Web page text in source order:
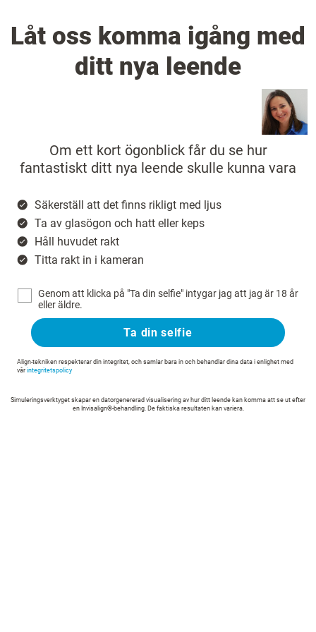
Låt oss komma igång med
ditt nya leende
Om ett kort ögonblick får du se hur
fantastiskt ditt nya leende skulle kunna vara
Säkerställ att det finns rikligt med ljus
Ta av glasögon och hatt eller keps
Håll huvudet rakt
Titta rakt in i kameran
Genom att klicka på "Ta din selfie" intygar jag att jag är 18 år
eller äldre.
Ta din selfie
Align-tekniken respekterar din integritet, och samlar bara in och behandlar dina data i enlighet med
vår integritetspolicy
Simuleringsverktyget skapar en datorgenererad visualisering av hur ditt leende kan komma att se ut efter
en Invisalign®-behandling. De faktiska resultaten kan variera.